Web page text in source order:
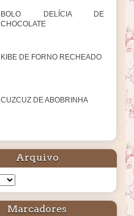
BOLO DELÍCIA DE
CHOCOLATE
KIBE DE FORNO RECHEADO
CUZCUZ DE ABOBRINHA
Arquivo
Marcadores